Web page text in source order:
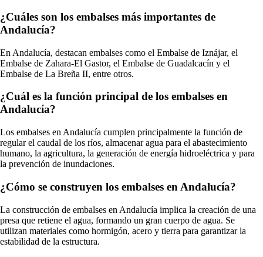
¿Cuáles son los embalses más importantes de
Andalucía?
En Andalucía, destacan embalses como el Embalse de Iznájar, el
Embalse de Zahara-El Gastor, el Embalse de Guadalcacín y el
Embalse de La Breña II, entre otros.
¿Cuál es la función principal de los embalses en
Andalucía?
Los embalses en Andalucía cumplen principalmente la función de
regular el caudal de los ríos, almacenar agua para el abastecimiento
humano, la agricultura, la generación de energía hidroeléctrica y para
la prevención de inundaciones.
¿Cómo se construyen los embalses en Andalucía?
La construcción de embalses en Andalucía implica la creación de una
presa que retiene el agua, formando un gran cuerpo de agua. Se
utilizan materiales como hormigón, acero y tierra para garantizar la
estabilidad de la estructura.